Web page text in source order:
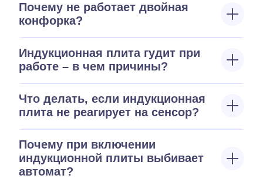
Почему не работает двойная
конфорка?
Индукционная плита гудит при
работе – в чем причины?
Что делать, если индукционная
плита не реагирует на сенсор?
Почему при включении
индукционной плиты выбивает
автомат?